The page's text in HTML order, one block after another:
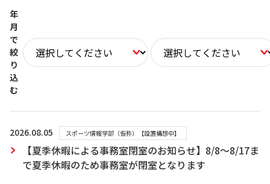
年
月
で
絞
り
込
む
2026.08.05 スポーツ情報学部（仮称）【設置構想中】
【夏季休暇による事務室閉室のお知らせ】8/8～8/17ま
で夏季休暇のため事務室が閉室となります